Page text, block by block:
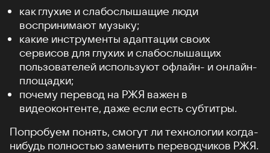
как глухие и слабослышащие люди
воспринимают музыку;
какие инструменты адаптации своих
сервисов для глухих и слабослышащих
пользователей используют офлайн- и онлайн-
площадки;
почему перевод на РЖЯ важен в
видеоконтенте, даже если есть субтитры.
Попробуем понять, смогут ли технологии когда-
нибудь полностью заменить переводчиков РЖЯ.